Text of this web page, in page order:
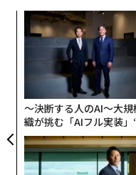
〜決断する人のAI〜大規
織が挑む「AIフル実装」
う”企業から“動く”企業
TTドコモビジネス